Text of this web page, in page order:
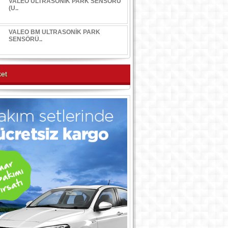
(U..
VALEO BM ULTRASONİK PARK
SENSÖRÜ..